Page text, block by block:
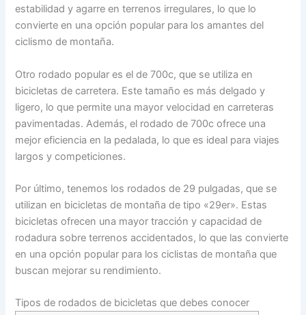
estabilidad y agarre en terrenos irregulares, lo que lo
convierte en una opción popular para los amantes del
ciclismo de montaña.
Otro rodado popular es el de 700c, que se utiliza en
bicicletas de carretera. Este tamaño es más delgado y
ligero, lo que permite una mayor velocidad en carreteras
pavimentadas. Además, el rodado de 700c ofrece una
mejor eficiencia en la pedalada, lo que es ideal para viajes
largos y competiciones.
Por último, tenemos los rodados de 29 pulgadas, que se
utilizan en bicicletas de montaña de tipo «29er». Estas
bicicletas ofrecen una mayor tracción y capacidad de
rodadura sobre terrenos accidentados, lo que las convierte
en una opción popular para los ciclistas de montaña que
buscan mejorar su rendimiento.
Tipos de rodados de bicicletas que debes conocer